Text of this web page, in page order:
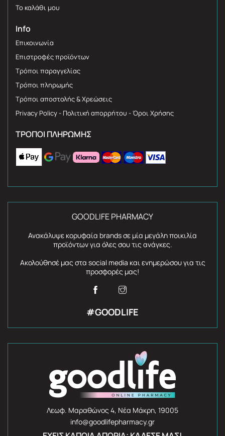
Το καλάθι μου
Info
Επικοινωνία
Επιστροφές προϊόντων
Τρόποι παραγγελίας
Τρόποι πληρωμής
Τρόποι αποστολής & Χρεώσεις
Privacy Policy - Πολιτική απορρήτου - Όροι Χρήσης
ΤΡΌΠΟΙ ΠΛΗΡΩΜΉΣ
GOODLIFE PHARMACY
Ανακάλυψε κορυφαία brands σε μία μεγάλη ποικιλία
προϊόντων για όλες σου τις ανάγκες.
Ακολούθησέ μας στα social media και ενημερώσου για τις
προσφορές μας!
#GOODLIFE
Λεωφ. Μαραθώνος 4, Νέα Μάκρη, 19005
info@goodlifepharmacy.gr